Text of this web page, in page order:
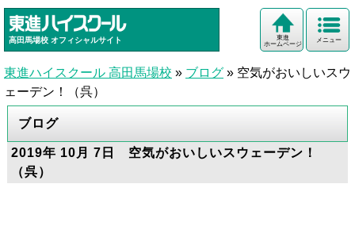
高田馬場校 オフィシャルサイト メニュー
東進
ホームページ
東進ハイスクール 高田馬場校 » ブログ » 空気がおいしいスウ
ェーデン！（呉）
ブログ
2019年 10月 7日 空気がおいしいスウェーデン！
（呉）